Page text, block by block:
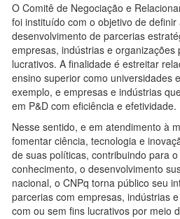
O Comitê de Negociação e
foi instituído com o objetivo de
desenvolvimento de parcerias
empresas, indústrias e
lucrativos. A finalidade é estreitar
ensino superior como universidades
exemplo, e empresas e indústrias
em P&D com eficiência e efetividade.
Nesse sentido, e em atendimento à
fomentar ciência, tecnologia e
de suas políticas, contribuindo para
conhecimento, o desenvolvimento
nacional, o CNPq torna público seu
parcerias com empresas, indústrias
com ou sem fins lucrativos por meio